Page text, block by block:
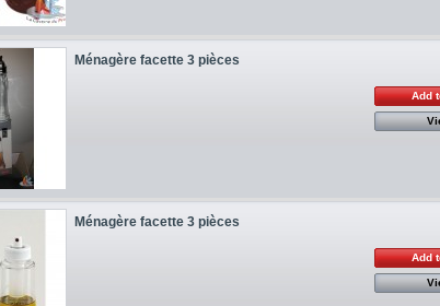
Ménagère facette 3 pièces
Add
Ménagère facette 3 pièces
Add